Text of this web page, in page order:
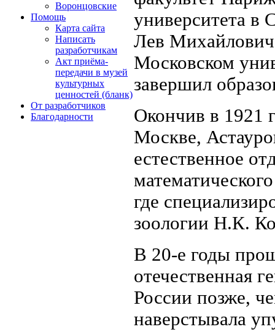
Воронцовские
Помощь
Карта сайта
Написать
разработчикам
Акт приёма-
передачи в музей
культурных
ценностей (бланк)
От разработчиков
Благодарности
университета в
Лев
Московском
завершил
Окончив в 1921
Москве,
естественное
где
зоологии Н.К.
В 20-е годы
отечественная
России позже,
наверстывала